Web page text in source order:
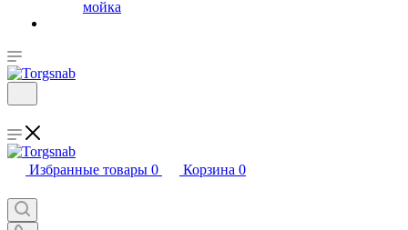
мойка
Избранные товары 0 Корзина 0